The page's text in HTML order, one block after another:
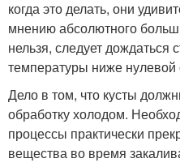
когда это делать, они
мнению абсолютного
нельзя, следует дождаться
температуры ниже нулевой
Дело в том, что кусты
обработку холодом.
процессы практически
вещества во время